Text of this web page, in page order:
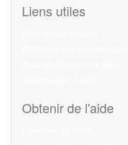
Liens utiles
Obtenir de l'aide